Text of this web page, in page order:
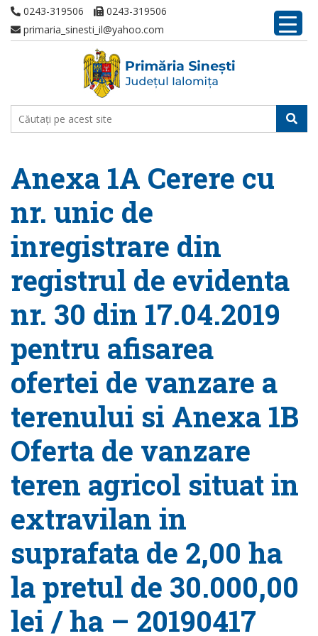
0243-319506
0243-319506
primaria_sinesti_il@yahoo.com
Anexa 1A Cerere cu
nr. unic de
inregistrare din
registrul de evidenta
nr. 30 din 17.04.2019
pentru afisarea
ofertei de vanzare a
terenului si Anexa 1B
Oferta de vanzare
teren agricol situat in
extravilan in
suprafata de 2,00 ha
la pretul de 30.000,00
lei / ha – 20190417